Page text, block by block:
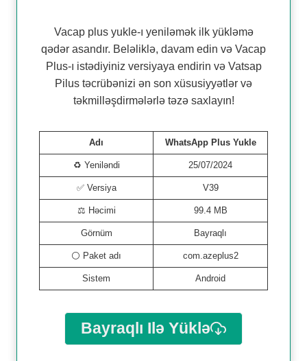
Vacap plus yukle-ı yeniləmək ilk yükləmə
qədər asandır. Beləliklə, davam edin və Vacap
Plus-ı istədiyiniz versiyaya endirin və Vatsap
Pilus təcrübənizi ən son xüsusiyyətlər və
təkmilləşdirmələrlə təzə saxlayın!
Adı WhatsApp Plus Yukle
♻️ Yeniləndi 25/07/2024
✅ Versiya V39
⚖️ Həcimi 99.4 MB
Görnüm Bayraqlı
⚪️ Paket adı com.azeplus2
Sistem Android
Bayraqlı Ilə Yüklə